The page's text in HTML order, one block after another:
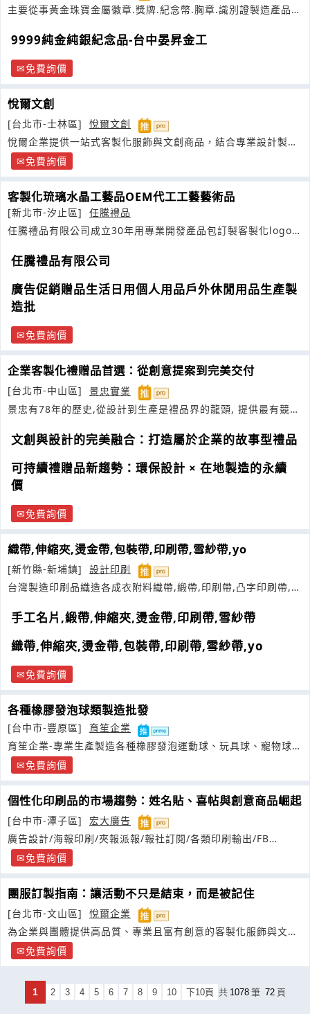
主要從事黃金珠寶金屬徽章.獎牌.紀念幣.胸章.識別證製造產品之
9999純金純銀紀念品-台中晏昇金工
免費詢價
悅爾文創
[台北市-士林區]
悅爾文創
悅爾企業提供一站式客製化服飾與文創商品，結合專業設計製
造，協助企業展現品牌文化與團隊凝聚力
免費詢價
客製化琉璃水晶工藝品OEM代工工藝藝術品
[新北市-汐止區]
任騰禮品
任騰禮品有限公司成立30年用專業開發產品包訂製客製化logo紀
任騰禮品有限公司
廣告促銷贈品生活日用個人用品戶外休閒用品生產製
造批
免費詢價
企業客製化禮贈品首選：從創意提案到完美交付
[台北市-中山區]
景忠實業
景忠有78年的歷史,從設計到生產是禮品界的龍頭, 提供最有競爭
文創與設計的完美融合：打造屬於企業的故事型禮品
可持續禮贈品新趨勢：環保設計 × 在地製造的永續
價
免費詢價
織帶,伸縮夾,燙金帶,包裝帶,印刷帶,雪紗帶,yo
[新竹縣-新埔鎮]
設計印刷
台灣製造印刷品織造各成衣附料織帶,緞帶,印刷帶,凸字印刷帶,雪
手工名片,緞帶,伸縮夾,燙金帶,印刷帶,雪紗帶
織帶,伸縮夾,燙金帶,包裝帶,印刷帶,雪紗帶,yo
免費詢價
各種橡膠發泡球類製造批發
[台中市-豐原區]
育笙企業
育笙企業-專業生產製造各種橡膠發泡運動球、玩具球、寵物球、
棒壘球免費詢價
個性化印刷品的市場趨勢：姓名貼、喜帖與創意商品崛起
[台中市-潭子區]
宏大廣告
廣告設計/海報印刷/夾報派報/報社訂閱/各類印刷輸出/FB
Google
免費詢價
團服訂製指南：讓活動不只是結束，而是被記住
[台北市-文山區]
悅爾企業
為企業與團體提供高品質、專業且富有創意的客製化服飾與文創
商品，免費詢價
1 2 3 4 5 6 7 8 9 10 下10頁 共 1078 筆 72 頁